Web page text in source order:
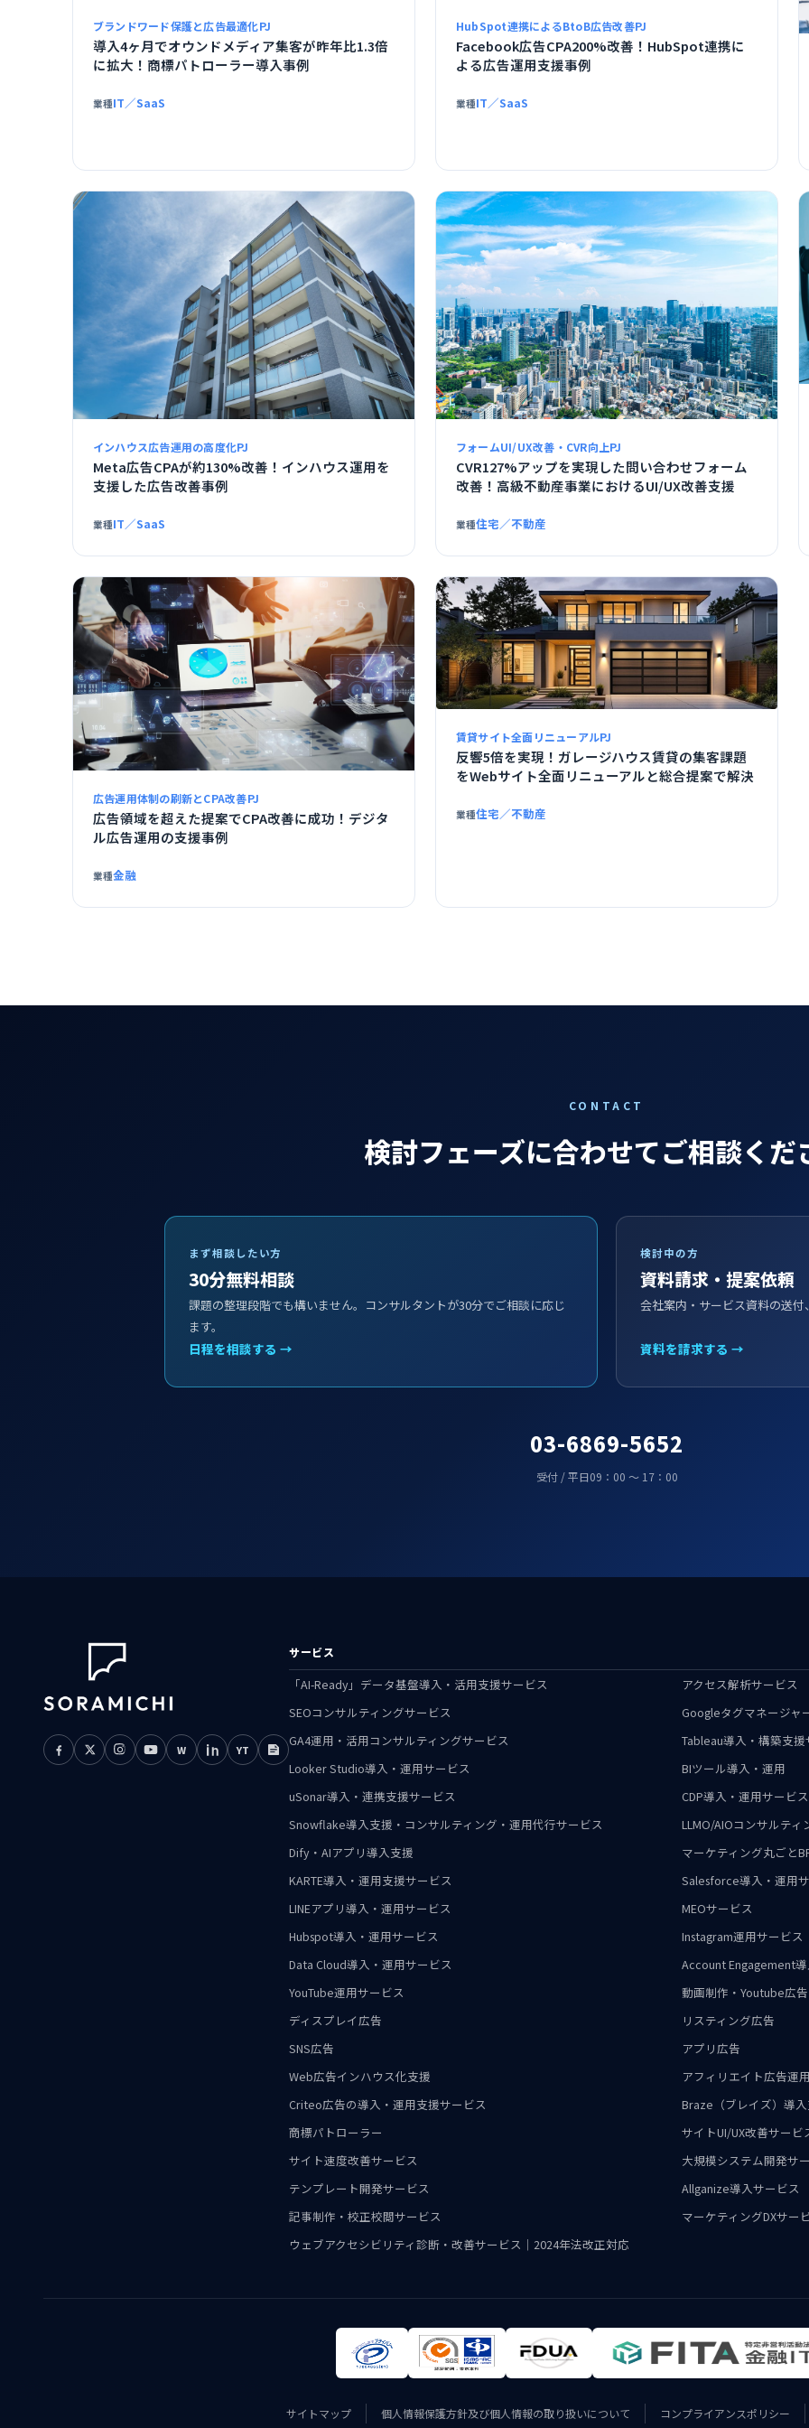
ブランドワード保護と広告最適化PJ
導入4ヶ月でオウンドメディア集客が昨年比1.3倍
に拡大！商標パトローラー導入事例
業種IT／SaaS
HubSpot連携によるBtoB広告改善PJ
Facebook広告CPA200%改善！HubSpot連携に
よる広告運用支援事例
業種IT／SaaS
インハウス広告運用の高度化PJ
Meta広告CPAが約130%改善！インハウス運用を
支援した広告改善事例
業種IT／SaaS
フォームUI/UX改善・CVR向上PJ
CVR127%アップを実現した問い合わせフォーム
改善！高級不動産事業におけるUI/UX改善支援
業種住宅／不動産
広告運用体制の刷新とCPA改善PJ
広告領域を超えた提案でCPA改善に成功！デジタ
ル広告運用の支援事例
業種金融
賃貸サイト全面リニューアルPJ
反響5倍を実現！ガレージハウス賃貸の集客課題
をWebサイト全面リニューアルと総合提案で解決
業種住宅／不動産
CONTACT
検討フェーズに合わせてご相談くだ
まず相談したい方
30分無料相談
課題の整理段階でも構いません。コンサルタントが30分でご相談に応じ
ます。
日程を相談する →
検討中の方
資料請求・提案依頼
会社案内・サービス資料の送
資料を請求する →
03-6869-5652
受付 / 平日09：00 ～ 17：00
W YT
サービス
「AI-Ready」データ基盤導入・活用支援サービス
アクセス解析サービス
SEOコンサルティングサービス
Googleタグマネージャ
GA4運用・活用コンサルティングサービス
Tableau導入・構築支
Looker Studio導入・運用サービス
BIツール導入・運用
uSonar導入・連携支援サービス
CDP導入・運用サービス
Snowflake導入支援・コンサルティング・運用代行サービス
LLMO/AIOコンサルティ
Dify・AIアプリ導入支援
マーケティング丸ごと
KARTE導入・運用支援サービス
Salesforce導入・運用
LINEアプリ導入・運用サービス
MEOサービス
Hubspot導入・運用サービス
Instagram運用サービス
Data Cloud導入・運用サービス
Account Engagement
YouTube運用サービス
動画制作・Youtube広告
ディスプレイ広告
リスティング広告
SNS広告
アプリ広告
Web広告インハウス化支援
アフィリエイト広告運
Criteo広告の導入・運用支援サービス
Braze（ブレイズ）導
商標パトローラー
サイトUI/UX改善サービ
サイト速度改善サービス
大規模システム開発サ
テンプレート開発サービス
Allganize導入サービス
記事制作・校正校閲サービス
マーケティングDXサー
ウェブアクセシビリティ診断・改善サービス｜2024年法改正対応
サイトマップ 個人情報保護方針及び個人情報の取り扱いについて コンプライアンスポリシー